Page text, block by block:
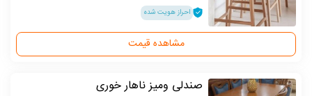
احراز هویت شده
مشاهده قیمت
صندلی ومیز ناهار خوری